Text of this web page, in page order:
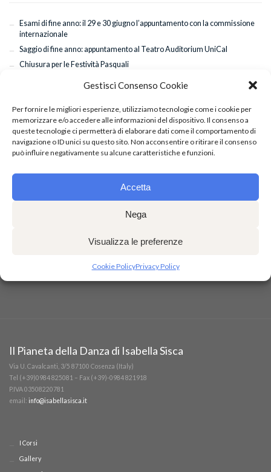
Gestisci Consenso Cookie
Per fornire le migliori esperienze, utilizziamo tecnologie come i cookie per
memorizzare e/o accedere alle informazioni del dispositivo. Il consenso a
queste tecnologie ci permetterà di elaborare dati come il comportamento di
navigazione o ID unici su questo sito. Non acconsentire o ritirare il consenso
può influire negativamente su alcune caratteristiche e funzioni.
Accetta
Nega
Visualizza le preferenze
Cookie PolicyPrivacy Policy
Esami di fine anno: il 29 e 30 giugno l’appuntamento con la commissione
internazionale
Saggio di fine anno: appuntamento al Teatro Auditorium UniCal
Chiusura per le Festività Pasquali
Successo a Torino per “Sette Spose per Sette Fratelli”: applausi anche per
Classi coreografiche di Hip Hop con il maestro Giuseppe Pastore
Il Pianeta della Danza di Isabella Sisca
Via U. Cavalcanti, 3/5 87100 Cosenza (Italy)
Tel (+39)0984 825081 – Fax (+39)-0984 821918
P.IVA 03508220781
email: info@isabellasisca.it
I Corsi
Gallery